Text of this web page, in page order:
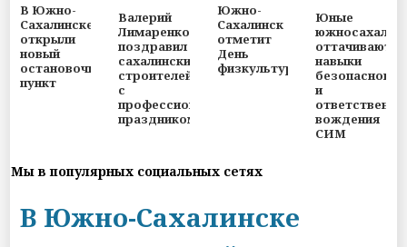
В Южно-
Сахалинске
открыли
новый
остановочный
пункт
Валерий
Лимаренко
поздравил
сахалинских
строителей
с
профессиональным
праздником
Южно-
Сахалинск
отметит
День
физкультурника
Юные
оттачивают
навыки
безопасного
и
вождения
СИМ
Мы в популярных социальных сетях
В Южно-Сахалинске